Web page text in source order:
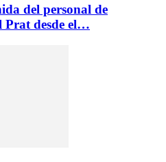
del personal de
Prat desde el…